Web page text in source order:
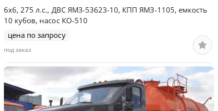
6х6, 275 л.с., ДВС ЯМЗ-53623-10, КПП ЯМЗ-1105, емкость
10 кубов, насос КО-510
цена по запросу
под заказ